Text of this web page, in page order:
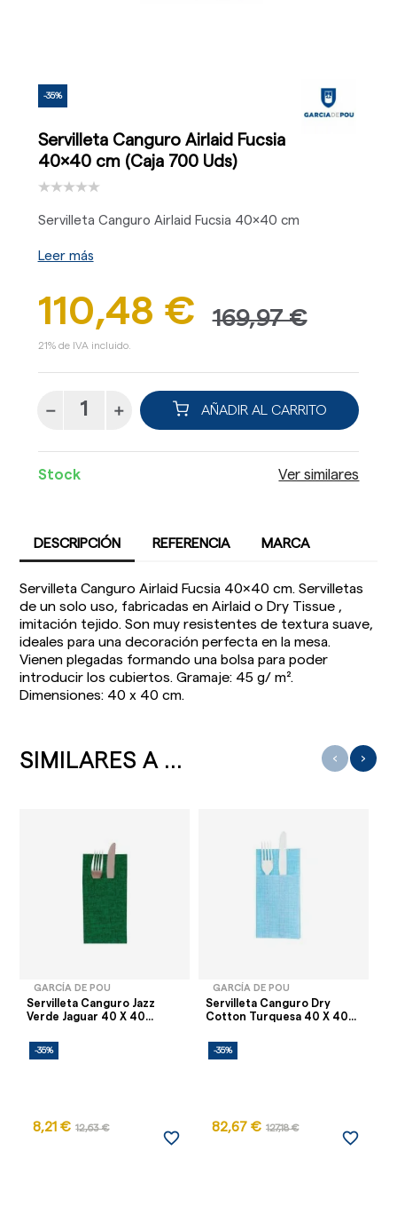
-35%
Servilleta Canguro Airlaid Fucsia
40x40 cm (Caja 700 Uds)
Servilleta Canguro Airlaid Fucsia 40x40 cm
Leer más
110,48 € 169,97 €
21% de IVA incluido.
AÑADIR AL CARRITO
Stock Ver similares
DESCRIPCIÓN REFERENCIA MARCA
Servilleta Canguro Airlaid Fucsia 40x40 cm. Servilletas
de un solo uso, fabricadas en Airlaid o Dry Tissue ,
imitación tejido. Son muy resistentes de textura suave,
ideales para una decoración perfecta en la mesa.
Vienen plegadas formando una bolsa para poder
introducir los cubiertos. Gramaje: 45 g/ m².
Dimensiones: 40 x 40 cm.
SIMILARES A ...
GARCÍA DE POU
Servilleta Canguro Jazz
Verde Jaguar 40 X 40...
-35%
8,21 € 12,63 €
favorite_border
GARCÍA DE POU
Servilleta Canguro Dry
Cotton Turquesa 40 X 40...
-35%
82,67 € 127,18 €
favorite_border
‹ ›